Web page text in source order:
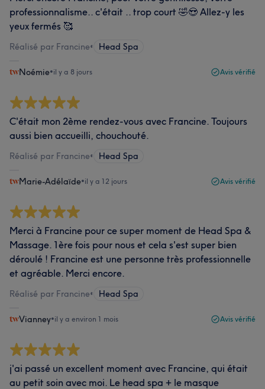
professionnalisme.. c'était .. trop court 🤣😍 Allez-y les
yeux fermés 🥰
Réalisé par Francine• Head Spa
Noémie•il y a 8 jours Avis vérifié
C'était mon 2ème rendez-vous avec Francine. Toujours
aussi bien accueilli, chouchouté.
Réalisé par Francine• Head Spa
Marie-Adélaïde•il y a 12 jours Avis vérifié
Merci à Francine pour ce super moment de Head Spa &
Massage. 1ère fois pour nous et cela s'est super bien
déroulé ! Francine est une personne très professionnelle
et agréable. Merci encore.
Réalisé par Francine• Head Spa
Vianney•il y a environ 1 mois Avis vérifié
j'ai passé un excellent moment avec Francine, qui était
au petit soin avec moi. Le head spa + le masque